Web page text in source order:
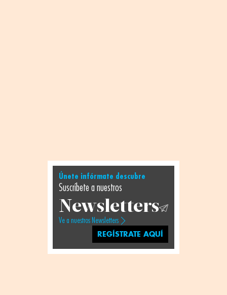
Únete infórmate descubre
Suscríbete a nuestros
Newsletters
Ve a nuestros Newsletters
REGÍSTRATE AQUÍ